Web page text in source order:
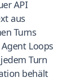
API
aus
Turns
Loops
Turn
behält